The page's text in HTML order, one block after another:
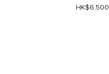
HK$6,500